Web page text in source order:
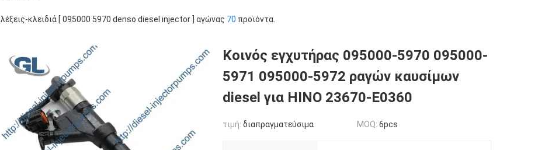
λέξεις-κλειδιά [ 095000 5970 denso diesel injector ] αγώνας 70 προϊόντα.
Κοινός εγχυτήρας 095000-5970 095000-
5971 095000-5972 ραγών καυσίμων
diesel για HINO 23670-E0360
τιμή: διαπραγματεύσιμα MOQ: 6pcs